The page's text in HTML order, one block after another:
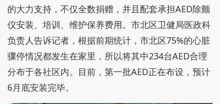
的大力支持，不仅全数捐赠，并且配套承担AED除颤
仪安装、培训、维护保养费用。市北区卫健局医政科
负责人告诉记者，根据前期统计，市北区75%的心脏
骤停情况都发生在家里，所以将其中234台AED合理
分布于各社区内。目前，第一批AED正在布设，预计
6月底安装完毕。